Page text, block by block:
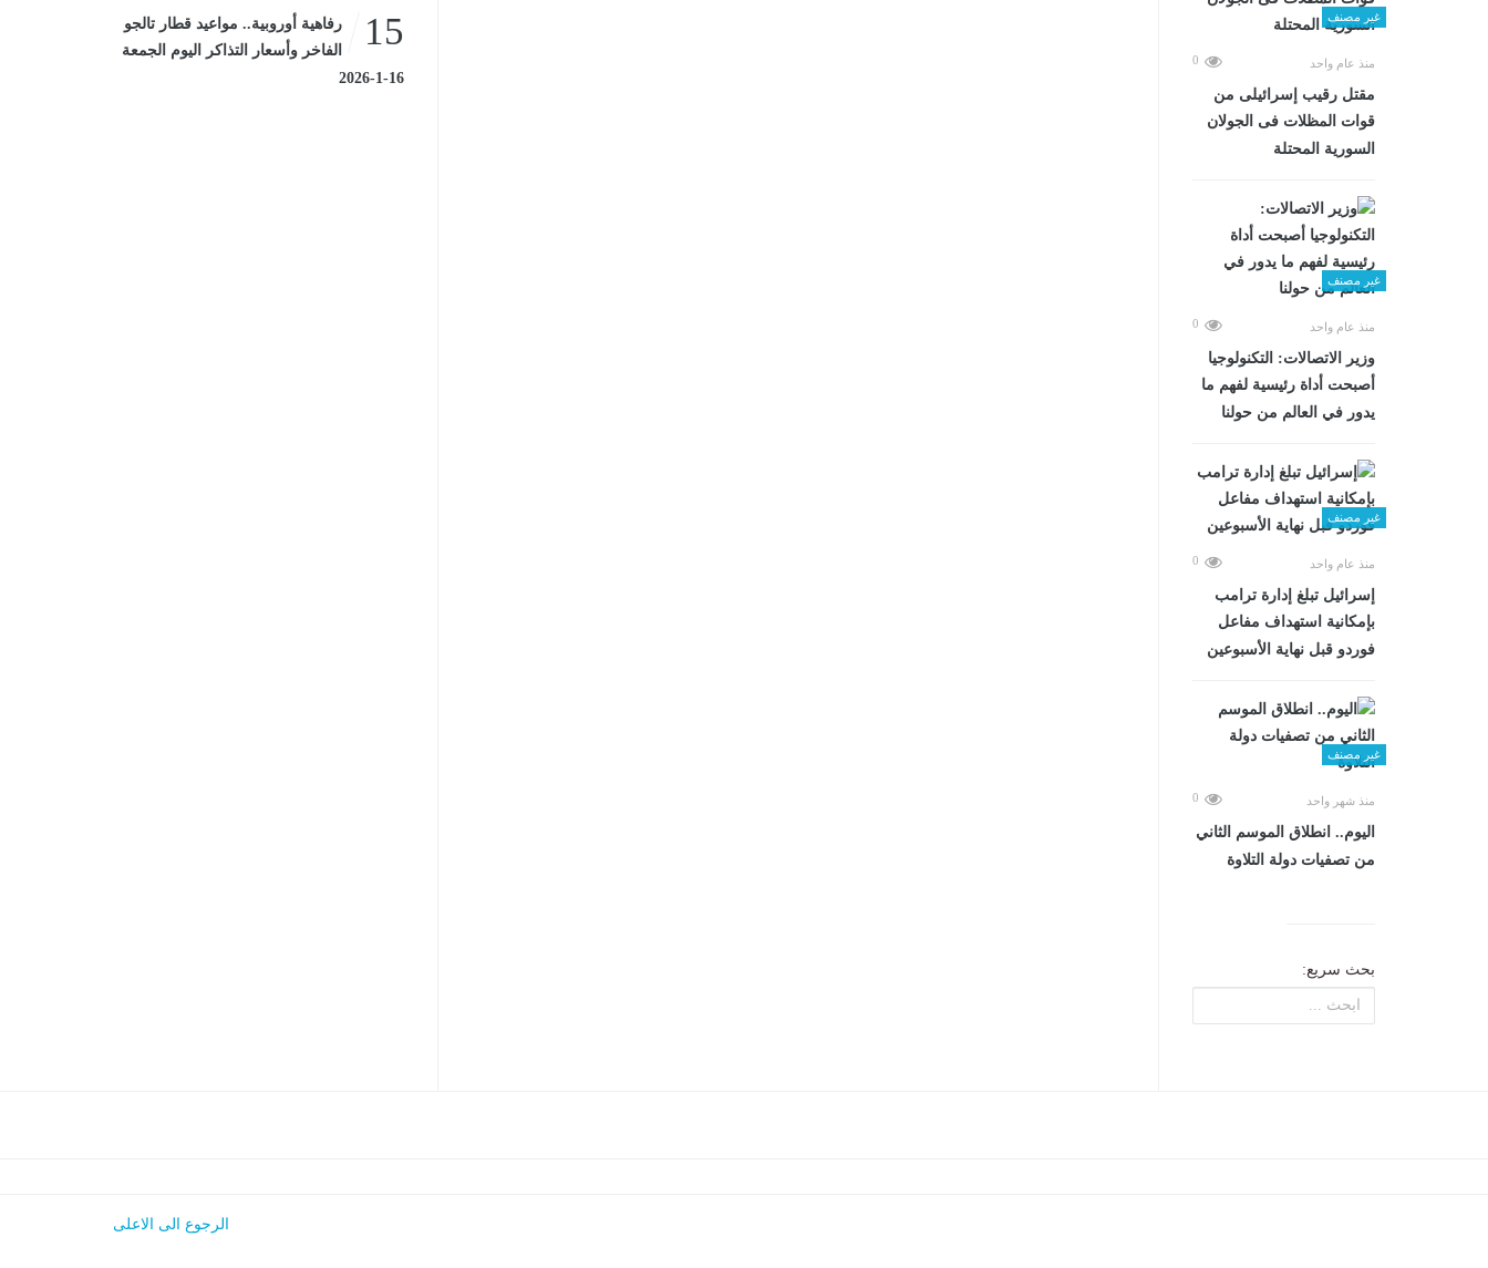
غير مصنف
منذ عام واحد 0
مقتل رقيب إسرائيلى من
قوات المظلات فى الجولان
السورية المحتلة
غير مصنف
منذ عام واحد 0
وزير الاتصالات: التكنولوجيا
أصبحت أداة رئيسية لفهم ما
يدور في العالم من حولنا
غير مصنف
منذ عام واحد 0
إسرائيل تبلغ إدارة ترامب
بإمكانية استهداف مفاعل
فوردو قبل نهاية الأسبوعين
غير مصنف
منذ شهر واحد 0
اليوم.. انطلاق الموسم الثاني
من تصفيات دولة التلاوة
بحث سريع:
15
رفاهية أوروبية.. مواعيد قطار تالجو
الفاخر وأسعار التذاكر اليوم الجمعة
16-1-2026
الرجوع الى الاعلى